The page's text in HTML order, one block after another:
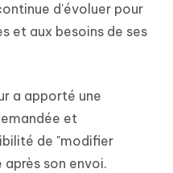
d'évoluer pour
et aux besoins de ses
a apporté une
et
de "modifier
son envoi.